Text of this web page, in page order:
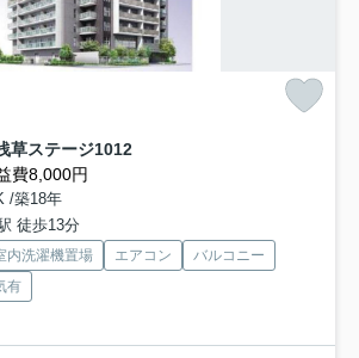
草ステージ1012
費8,000円
/築18年
徒歩13分
内洗濯機置場 エアコン
バルコニー
有